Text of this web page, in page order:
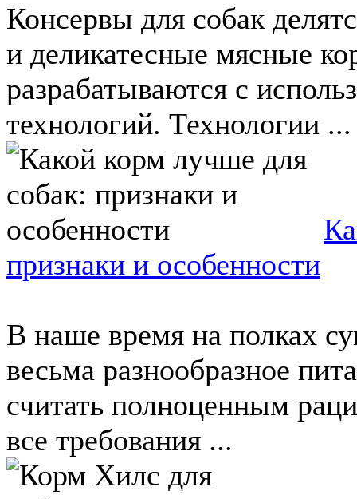
Консервы для собак
и деликатесные мясные
разрабатываются с
технологий. Технологии ...
признаки и особенности
В наше время на полках
весьма разнообразное
считать полноценным
все требования ...